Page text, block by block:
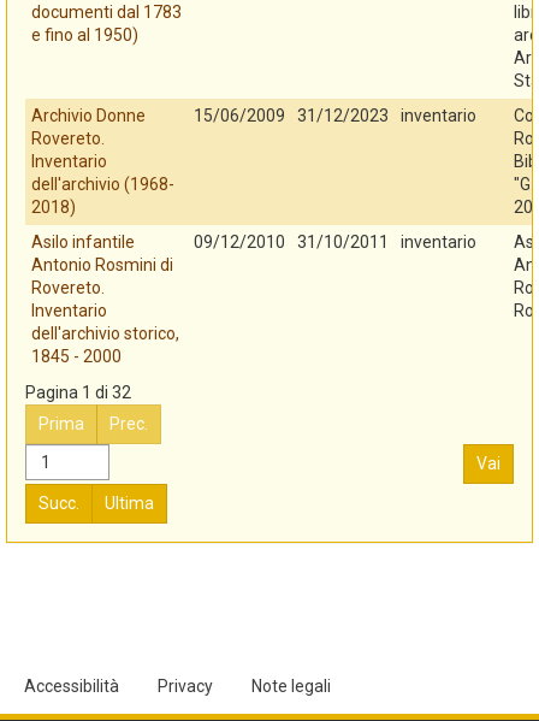
documenti dal 1783
e fino al 1950)
Archivio Donne
Rovereto.
Inventario
dell'archivio (1968-
2018)
15/06/2009 31/12/2023 inventario
Asilo infantile
Antonio Rosmini di
Rovereto.
Inventario
dell'archivio storico,
1845 - 2000
09/12/2010 31/10/2011 inventario
Pagina 1 di 32
Prima
Prec.
Vai
Succ. Ultima
Accessibilità Privacy Note legali